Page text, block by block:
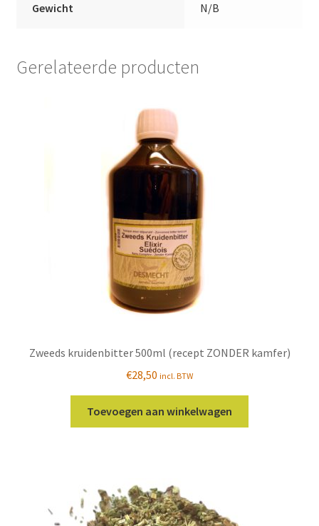
Gewicht N/B
Gerelateerde producten
Zweeds kruidenbitter 500ml (recept ZONDER kamfer)
€28,50 incl. BTW
Toevoegen aan winkelwagen